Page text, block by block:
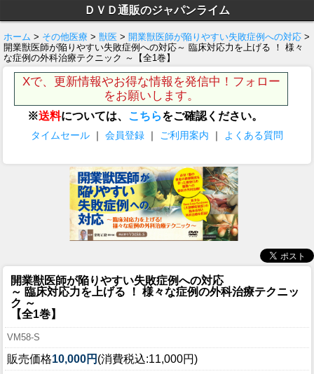
ＤＶＤ通販のジャパンライム
ホーム > その他医療 > 獣医 > 開業獣医師が陥りやすい失敗症例への対応 >
開業獣医師が陥りやすい失敗症例への対応～ 臨床対応力を上げる ！ 様々
な症例の外科治療テクニック ～【全1巻】
Xで、更新情報やお得な情報を発信中！フォロー
をお願いします。
※送料については、 こちらをご確認ください。
タイムセール ｜ 会員登録 ｜ ご利用案内 ｜ よくある質問
開業獣医師が陥りやすい失敗症例への対応
～ 臨床対応力を上げる ！ 様々な症例の外科治療テクニッ
ク ～
【全1巻】
VM58-S
販売価格10,000円 (消費税込:11,000円)